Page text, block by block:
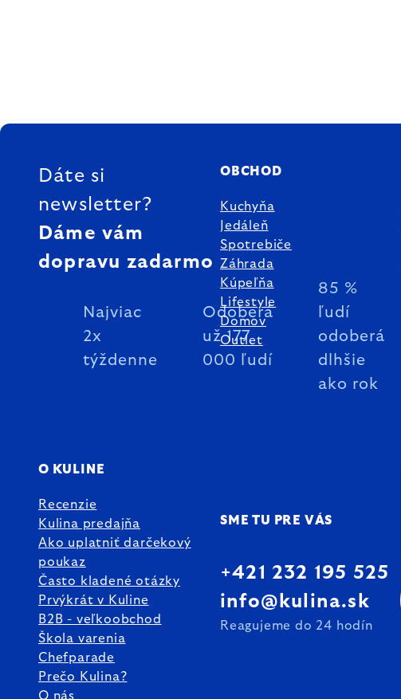
ZÁPÄTIE
Dáte si
newsletter?
Dáme vám
dopravu zadarmo
Najviac
2x
týždenne
Odoberá
už 177
000 ľudí
85 %
ľudí
odoberá
dlhšie
ako rok
OBCHOD
Kuchyňa
Jedáleň
Spotrebiče
Záhrada
Kúpeľňa
Lifestyle
Domov
Outlet
O KULINE
Recenzie
Kulina predajňa
Ako uplatniť darčekový
poukaz
Často kladené otázky
Prvýkrát v Kuline
B2B - veľkoobchod
Škola varenia
Chefparade
Prečo Kulina?
O nás
SME TU PRE VÁS
+421 232 195 525
info@kulina.sk
Reagujeme do 24 hodín